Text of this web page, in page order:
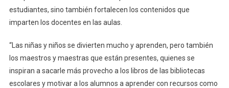
estudiantes, sino también fortalecen los contenidos que
imparten los docentes en las aulas.
“Las niñas y niños se divierten mucho y aprenden, pero también
los maestros y maestras que están presentes, quienes se
inspiran a sacarle más provecho a los libros de las bibliotecas
escolares y motivar a los alumnos a aprender con recursos como